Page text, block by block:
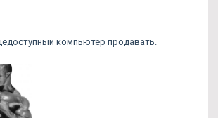
компьютер продавать.